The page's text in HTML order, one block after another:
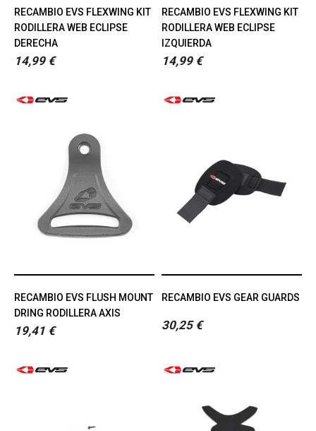
RECAMBIO EVS FLEXWING KIT
RODILLERA WEB ECLIPSE
DERECHA
14,99 €
RECAMBIO EVS FLEXWING KIT
RODILLERA WEB ECLIPSE
IZQUIERDA
14,99 €
RECAMBIO EVS FLUSH MOUNT
DRING RODILLERA AXIS
19,41 €
RECAMBIO EVS GEAR GUARDS
30,25 €